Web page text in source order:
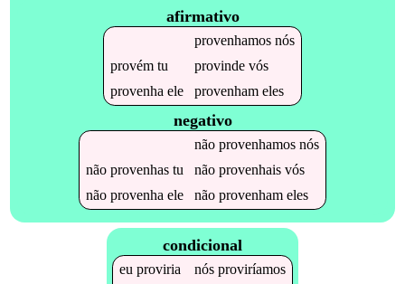
afirmativo
provenhamosnós
provémtu provindevós
provenha ele provenhameles
negativo
não provenhamosnós
não provenhastu não provenhaisvós
não provenha ele não provenhameles
condicional
eu proviria nós proviríamos